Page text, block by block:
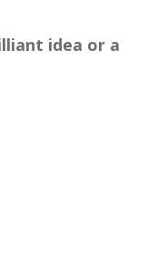
idea or a